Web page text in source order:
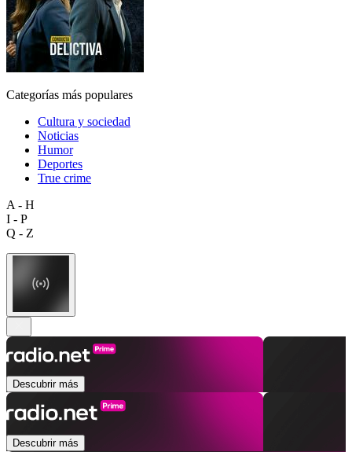
Categorías más populares
Cultura y sociedad
Noticias
Humor
Deportes
True crime
A - H
I - P
Q - Z
Descubrir más
Descubrir más